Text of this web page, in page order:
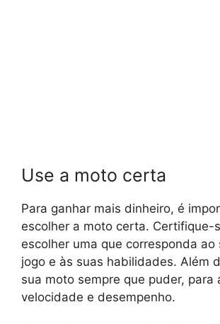
Use a moto certa
Para ganhar mais dinheiro, é
escolher a moto certa. Certifique-
escolher uma que corresponda ao
jogo e às suas habilidades. Além
sua moto sempre que puder, para
velocidade e desempenho.